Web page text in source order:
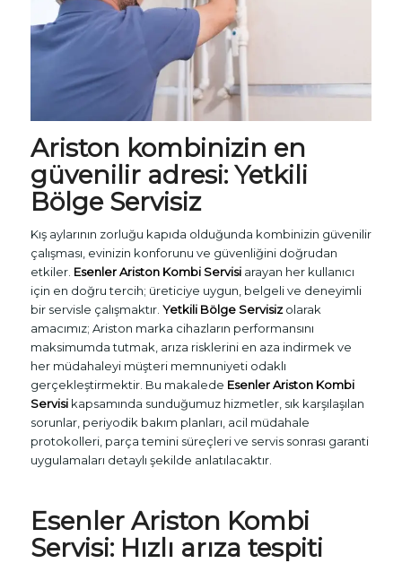
Ariston kombinizin en
güvenilir adresi: Yetkili
Bölge Servisiz
Kış aylarının zorluğu kapıda olduğunda kombinizin güvenilir
çalışması, evinizin konforunu ve güvenliğini doğrudan
etkiler. Esenler Ariston Kombi Servisiarayan her kullanıcı
için en doğru tercih; üreticiye uygun, belgeli ve deneyimli
bir servisle çalışmaktır. Yetkili Bölge Servisizolarak
amacımız; Ariston marka cihazların performansını
maksimumda tutmak, arıza risklerini en aza indirmek ve
her müdahaleyi müşteri memnuniyeti odaklı
gerçekleştirmektir. Bu makalede Esenler Ariston Kombi
Servisikapsamında sunduğumuz hizmetler, sık karşılaşılan
sorunlar, periyodik bakım planları, acil müdahale
protokolleri, parça temini süreçleri ve servis sonrası garanti
uygulamaları detaylı şekilde anlatılacaktır.
Esenler Ariston Kombi
Servisi: Hızlı arıza tespiti